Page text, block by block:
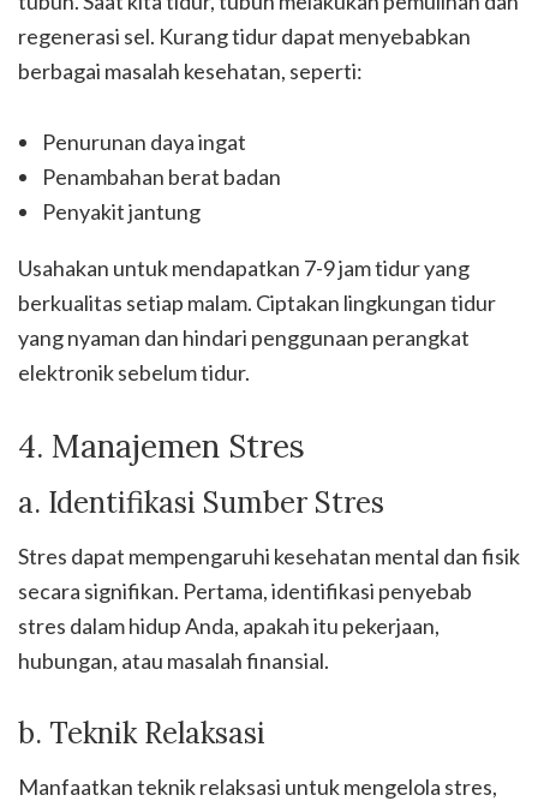
regenerasi sel. Kurang tidur dapat menyebabkan
berbagai masalah kesehatan, seperti:
Penurunan daya ingat
Penambahan berat badan
Penyakit jantung
Usahakan untuk mendapatkan 7-9 jam tidur yang
berkualitas setiap malam. Ciptakan lingkungan tidur
yang nyaman dan hindari penggunaan perangkat
elektronik sebelum tidur.
4. Manajemen Stres
a. Identifikasi Sumber Stres
Stres dapat mempengaruhi kesehatan mental dan fisik
secara signifikan. Pertama, identifikasi penyebab
stres dalam hidup Anda, apakah itu pekerjaan,
hubungan, atau masalah finansial.
b. Teknik Relaksasi
Manfaatkan teknik relaksasi untuk mengelola stres,